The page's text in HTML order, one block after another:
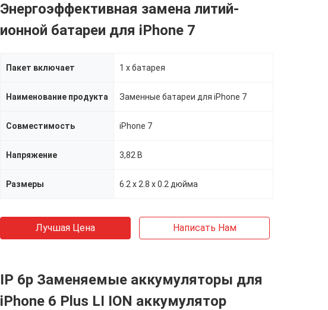
Энергоэффективная замена литий-
ионной батареи для iPhone 7
Пакет включает 1 x батарея
Наименование продукта Заменные батареи для iPhone 7
Совместимость iPhone 7
Напряжение 3,82 В
Размеры 6.2 х 2.8 х 0.2 дюйма
Лучшая Цена Написать Нам
IP 6p Заменяемые аккумуляторы для
iPhone 6 Plus LI ION аккумулятор